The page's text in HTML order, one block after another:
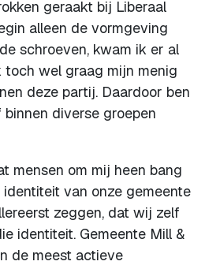
geraakt bij Liberaal
alleen de vormgeving
schroeven, kwam ik er al
wel graag mijn menig
deze partij. Daardoor ben
diverse groepen
mensen om mij heen bang
van onze gemeente
zeggen, dat wij zelf
identiteit. Gemeente Mill &
de meest actieve